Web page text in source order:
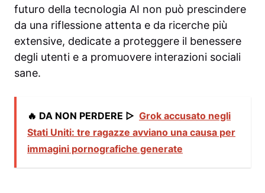
futuro della tecnologia AI non può prescindere
da una riflessione attenta e da ricerche più
extensive, dedicate a proteggere il benessere
degli utenti e a promuovere interazioni sociali
sane.
🔥 DA NON PERDERE ▷ Grok accusato negli
Stati Uniti: tre ragazze avviano una causa per
immagini pornografiche generate